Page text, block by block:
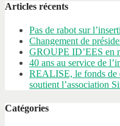
Articles récents
Pas de rabot sur
Changement de
GROUPE ID’EES en
40 ans au service de
REALISE, le fonds de
soutient l’association
Catégories